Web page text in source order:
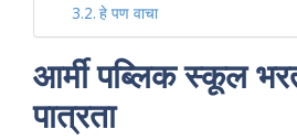
हे पण वाचा
आर्मी पब्लिक स्कूल
पात्रता